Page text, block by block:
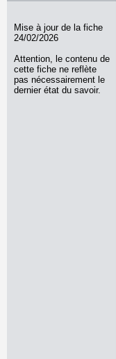
Mise à jour de la fiche
24/02/2026
Attention, le contenu de
cette fiche ne reflète
pas nécessairement le
dernier état du savoir.